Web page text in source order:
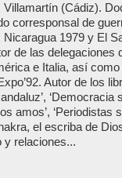
Villamartín (Cádiz).
corresponsal de
Nicaragua 1979 y El
de las delegaciones
e Italia, así
Autor de los
‘Democracia
amos’, ‘Periodistas
el escriba de
y relaciones...